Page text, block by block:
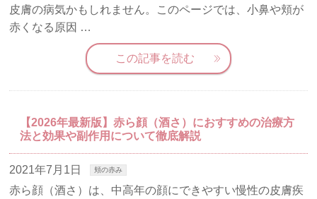
皮膚の病気かもしれません。このページでは、小鼻や頬が
赤くなる原因 …
この記事を読む
【2026年最新版】赤ら顔（酒さ）におすすめの治療方
法と効果や副作用について徹底解説
2021年7月1日 頬の赤み
赤ら顔（酒さ）は、中高年の顔にできやすい慢性の皮膚疾